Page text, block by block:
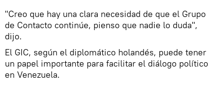
"Creo que hay una clara necesidad de que el Grupo
de Contacto continúe, pienso que nadie lo duda",
dijo.
El GIC, según el diplomático holandés, puede tener
un papel importante para facilitar el diálogo político
en Venezuela.